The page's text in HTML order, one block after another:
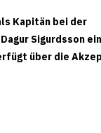
Kapitän bei der
Sigurdsson
über die